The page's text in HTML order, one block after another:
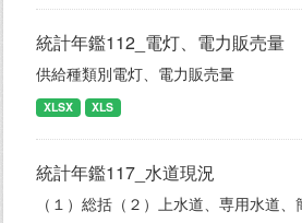
統計年鑑112_電灯、電力販売量
供給種類別電灯、電力販売量
XLSX XLS
統計年鑑117_水道現況
（１）総括（２）上水道、専用水道、